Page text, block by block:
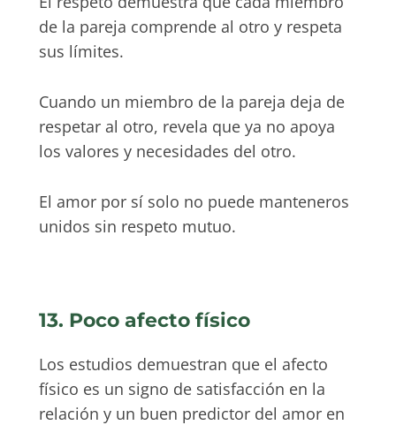
de la pareja comprende al otro y respeta
sus límites.
Cuando un miembro de la pareja deja de
respetar al otro, revela que ya no apoya
los valores y necesidades del otro.
El amor por sí solo no puede manteneros
unidos sin respeto mutuo.
13. Poco afecto físico
Los estudios demuestran que el afecto
físico es un signo de satisfacción en la
relación y un buen predictor del amor en